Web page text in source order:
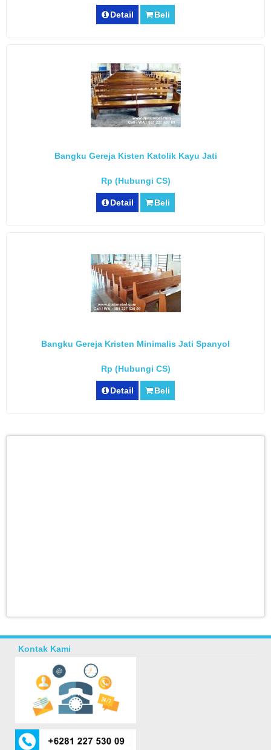
Detail Beli
Bangku Gereja Kisten Katolik Kayu Jati
Rp (Hubungi CS)
Detail Beli
Bangku Gereja Kristen Minimalis Jati Spanyol
Rp (Hubungi CS)
Detail Beli
Kontak Kami